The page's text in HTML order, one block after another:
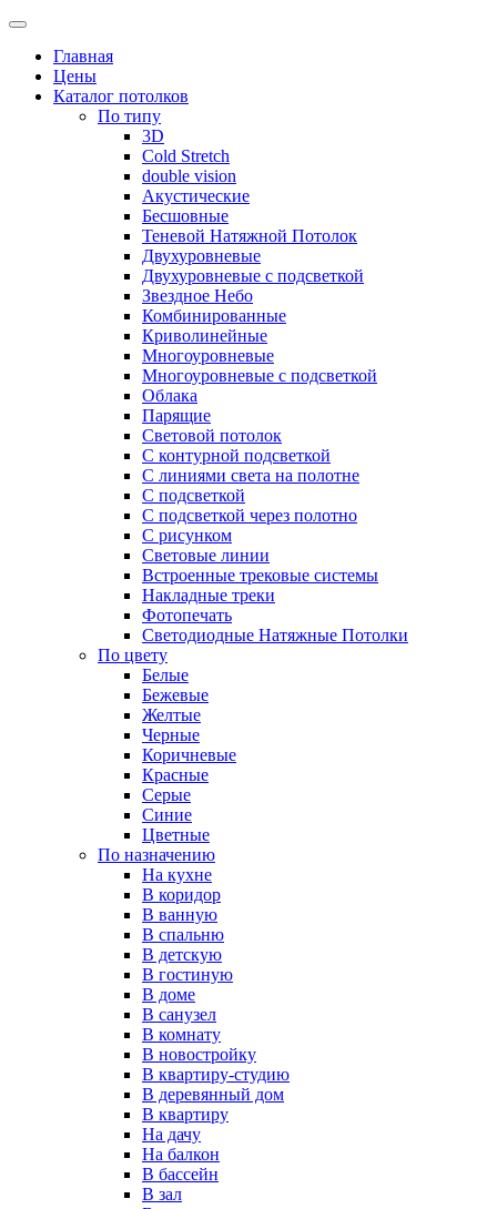
Skip
contentГлавная
Цены
Каталог потолков
По типу
3D
Cold Stretch
double vision
Акустические
Бесшовные
Теневой Натяжной Потолок
Двухуровневые
Двухуровневые с подсветкой
Звездное Небо
Комбинированные
Криволинейные
Многоуровневые
Многоуровневые с подсветкой
Облака
Парящие
Световой потолок
С контурной подсветкой
С линиями света на полотне
С подсветкой
С подсветкой через полотно
С рисунком
Световые линии
Встроенные трековые системы
Накладные треки
Фотопечать
Светодиодные Натяжные Потолки
По цвету
Белые
Бежевые
Желтые
Черные
Коричневые
Красные
Серые
Синие
Цветные
По назначению
На кухне
В коридор
В ванную
В спальню
В детскую
В гостиную
В доме
В санузел
В комнату
В новостройку
В квартиру-студию
В деревянный дом
В квартиру
На дачу
На балкон
В бассейн
В зал